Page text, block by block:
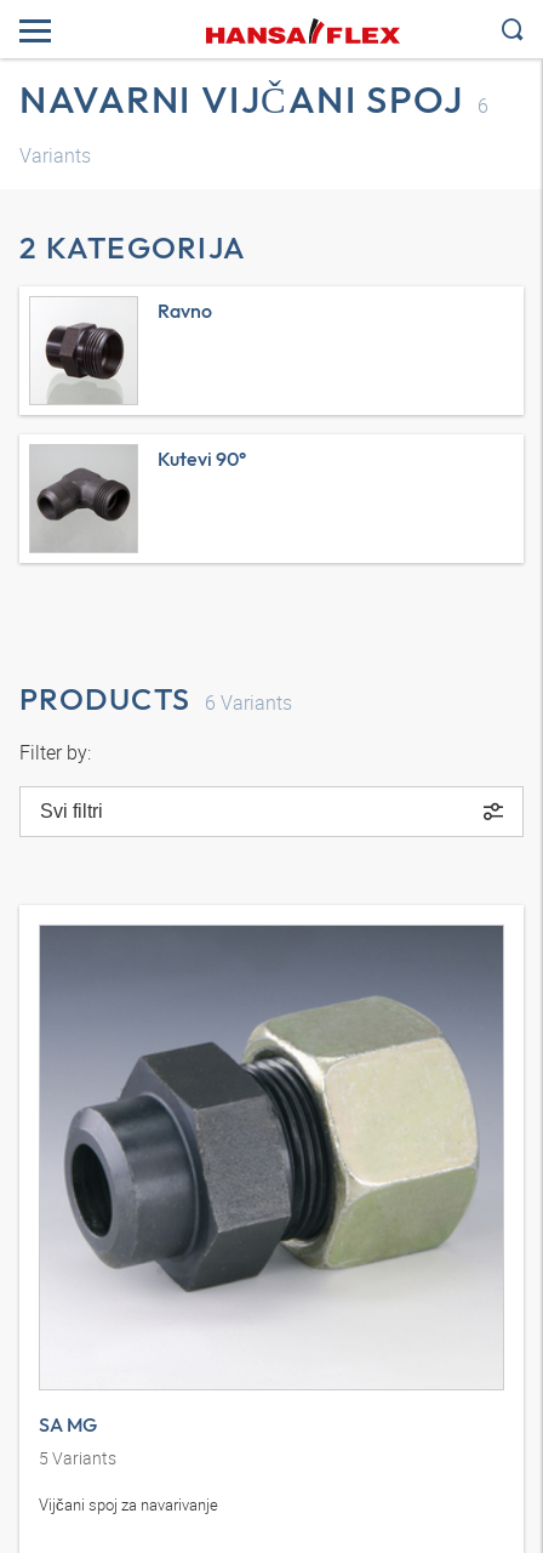
NAVARNI VIJČANI SPOJ
6
Variants
2 KATEGORIJA
Ravno
Kutevi 90°
PRODUCTS 6 Variants
Filter by:
Svi filtri
SA MG
5 Variants
Vijčani spoj za navarivanje